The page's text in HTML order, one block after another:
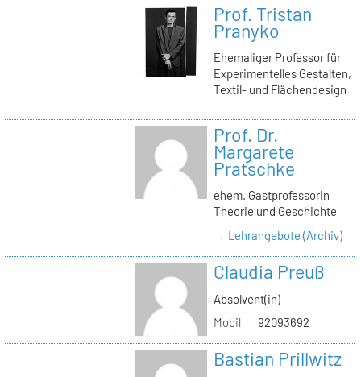
Prof. Tristan
Pranyko
Ehemaliger Professor für
Experimentelles Gestalten,
Textil- und Flächendesign
Prof. Dr.
Margarete
Pratschke
ehem. Gastprofessorin
Theorie und Geschichte
→ Lehrangebote (Archiv)
Claudia Preuß
Absolvent(in)
Mobil
92093692
Bastian Prillwitz